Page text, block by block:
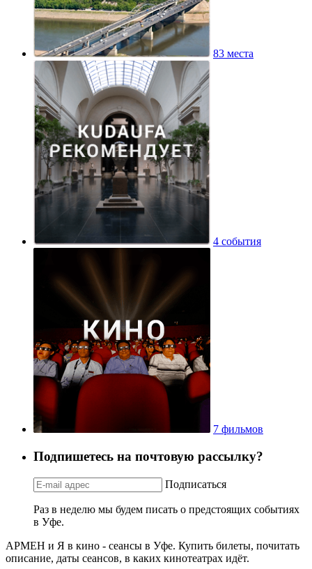
83 места
4 события
7 фильмов
Подпишетесь на почтовую рассылку?
Подписаться
Раз в неделю мы будем писать о предстоящих событиях
в Уфе.
АРМЕН и Я в кино - сеансы в Уфе. Купить билеты, почитать
описание, даты сеансов, в каких кинотеатрах идёт.